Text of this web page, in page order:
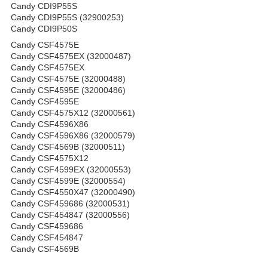
Candy CDI9P55S
Candy CDI9P55S (32900253)
Candy CDI9P50S
Candy CSF4575E
Candy CSF4575EX (32000487)
Candy CSF4575EX
Candy CSF4575E (32000488)
Candy CSF4595E (32000486)
Candy CSF4595E
Candy CSF4575X12 (32000561)
Candy CSF4596X86
Candy CSF4596X86 (32000579)
Candy CSF4569B (32000511)
Candy CSF4575X12
Candy CSF4599EX (32000553)
Candy CSF4599E (32000554)
Candy CSF4550X47 (32000490)
Candy CSF459686 (32000531)
Candy CSF454847 (32000556)
Candy CSF459686
Candy CSF454847
Candy CSF4569B